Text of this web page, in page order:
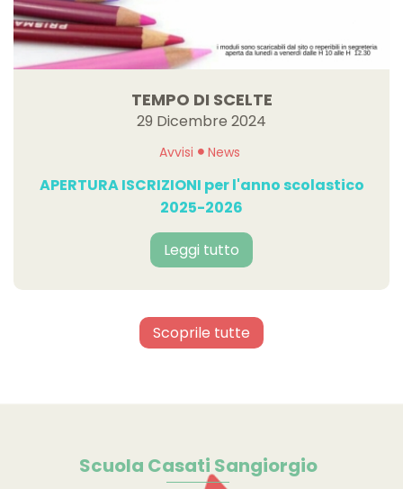
TEMPO DI SCELTE
29 Dicembre 2024
Avvisi News
APERTURA ISCRIZIONI per l'anno scolastico
2025-2026
Leggi tutto
Scoprile tutte
Scuola Casati Sangiorgio